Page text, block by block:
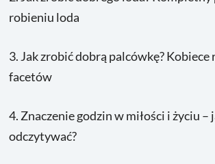
robieniu loda
3. Jak zrobić dobrą palcówkę? Kobiece
facetów
4. Znaczenie godzin w miłości i życiu –
odczytywać?